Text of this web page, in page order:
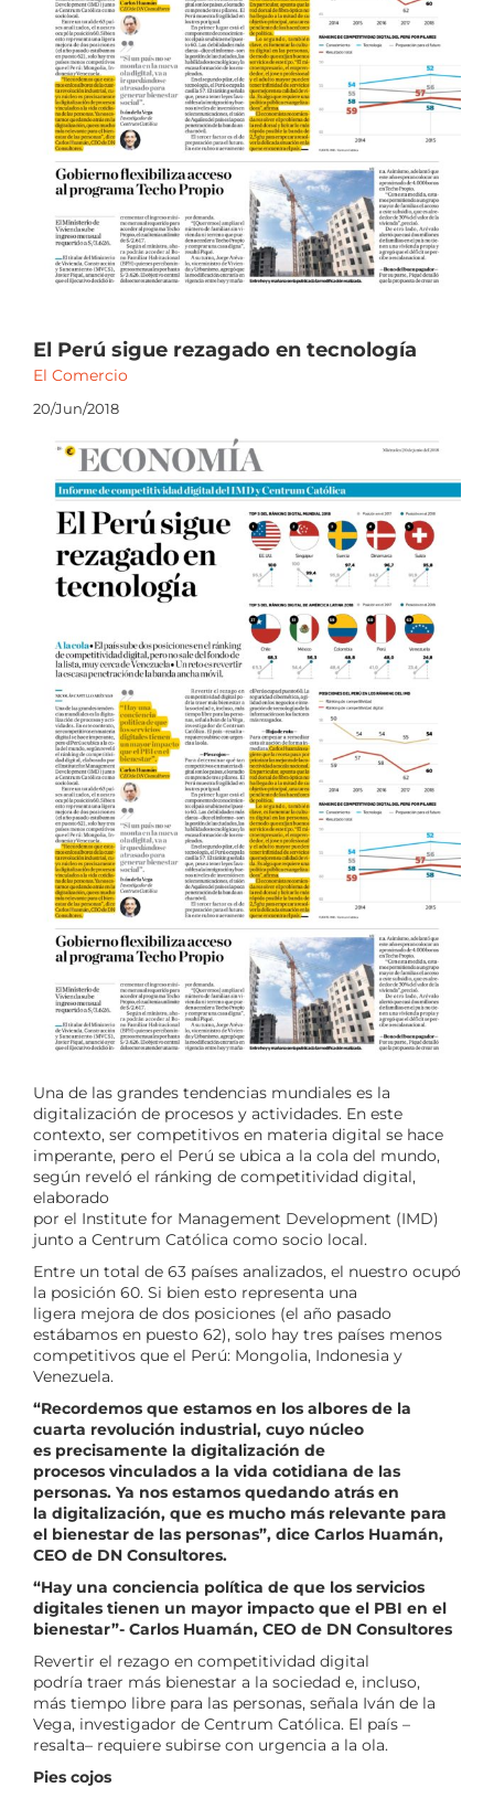
El Perú sigue rezagado en tecnología
El Comercio
20/Jun/2018
Una de las grandes tendencias mundiales es la
digitalización de procesos y actividades. En este
contexto, ser competitivos en materia digital se hace
imperante, pero el Perú se ubica a la cola del mundo,
según reveló el ránking de competitividad digital,
elaborado
por el Institute for Management Development (IMD)
junto a Centrum Católica como socio local.
Entre un total de 63 países analizados, el nuestro ocupó
la posición 60. Si bien esto representa una
ligera mejora de dos posiciones (el año pasado
estábamos en puesto 62), solo hay tres países menos
competitivos que el Perú: Mongolia, Indonesia y
Venezuela.
“Recordemos que estamos en los albores de la
cuarta revolución industrial, cuyo núcleo
es precisamente la digitalización de
procesos vinculados a la vida cotidiana de las
personas. Ya nos estamos quedando atrás en
la digitalización, que es mucho más relevante para
el bienestar de las personas”, dice Carlos Huamán,
CEO de DN Consultores.
“Hay una conciencia política de que los servicios
digitales tienen un mayor impacto que el PBI en el
bienestar”- Carlos Huamán, CEO de DN Consultores
Revertir el rezago en competitividad digital
podría traer más bienestar a la sociedad e, incluso,
más tiempo libre para las personas, señala Iván de la
Vega, investigador de Centrum Católica. El país –
resalta– requiere subirse con urgencia a la ola.
Pies cojos